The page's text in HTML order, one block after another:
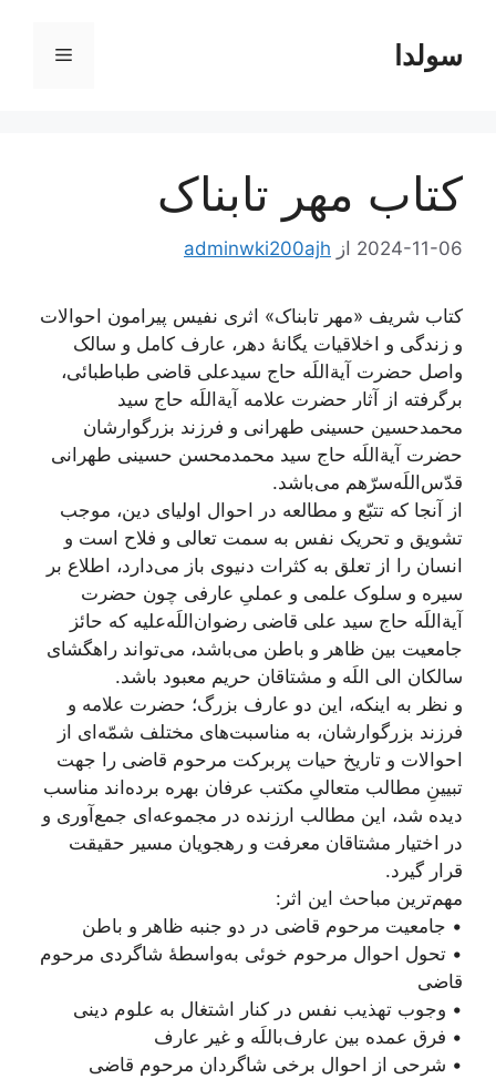
محتواسولدا فهرست
کتاب مهر تابناک
2024-11-06 از adminwki200ajh
کتاب شریف «مهر تابناک» اثری نفیس پیرامون احوالات
و زندگی و اخلاقیات یگانۀ دهر، عارف کامل و سالک
واصل حضرت آیة‌اللَه حاج سیدعلی قاضی طباطبائی،
برگرفته از آثار حضرت علامه آیة‌اللَه حاج سید
محمدحسین حسینی طهرانی و فرزند بزرگوارشان
حضرت آیة‌اللَه حاج سید محمدمحسن حسینی طهرانی
قدّس‌اللَه‌سرّهم می‌باشد.
از آنجا که تتبّع و مطالعه در احوال اولیای دین، موجب
تشویق و تحریک نفس به سمت تعالی و فلاح است و
انسان را از تعلق به کثرات دنیوی باز می‌دارد، اطلاع بر
سیره و سلوک علمی و عملیِ عارفی چون حضرت
آیة‌اللَه حاج سید علی قاضی رضوان‌اللَه‌علیه که حائز
جامعیت بین ظاهر و باطن می‌باشد، می‌تواند راهگشای
سالکان الی اللَه و مشتاقان حریم معبود باشد.
و نظر به اینکه، این دو عارف بزرگ؛ حضرت علامه و
فرزند بزرگوارشان، به مناسبت‌های مختلف شمّه‌ای از
احوالات و تاریخ حیات پربرکت مرحوم قاضی را جهت
تبیینِ مطالب متعالیِ مکتب عرفان بهره‌ برده‌اند مناسب
دیده شد، این مطالب ارزنده در مجموعه‌ای جمع‌آوری و
در اختیار مشتاقان معرفت و رهجویان مسیر حقیقت
قرار گیرد.
مهم‌ترین مباحث این اثر:
• جامعیت مرحوم قاضی در دو جنبه ظاهر و باطن
• تحول احوال مرحوم خوئی به‌واسطۀ شاگردی مرحوم
قاضی
• وجوب تهذیب نفس در کنار اشتغال به علوم دینی
• فرق عمده بین عارف‌باللَه و غیر عارف
• شرحی از احوال برخی شاگردان مرحوم قاضی